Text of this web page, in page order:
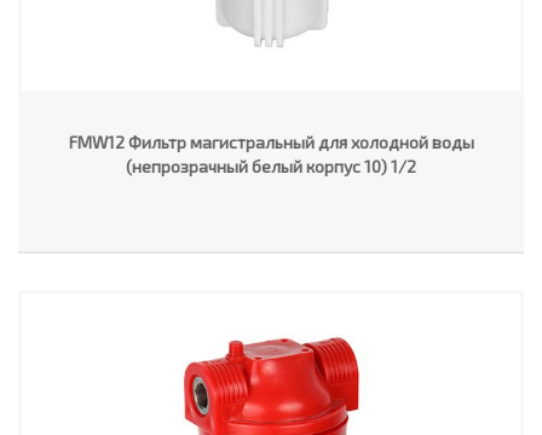
FMW12 Фильтр магистральный для холодной воды
(непрозрачный белый корпус 10) 1/2